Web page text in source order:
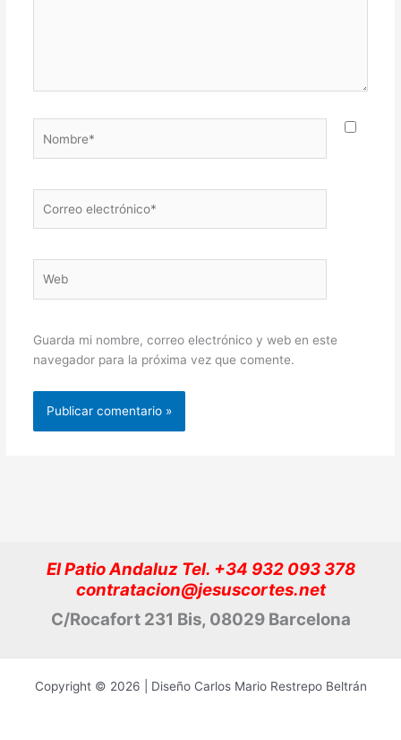
electrónico*
Guarda mi nombre, correo electrónico y web en este
navegador para la próxima vez que comente.
El Patio Andaluz Tel. +34 932 093 378
contratacion@jesuscortes.net
C/Rocafort 231 Bis, 08029 Barcelona
Copyright © 2026 | Diseño Carlos Mario Restrepo Beltrán